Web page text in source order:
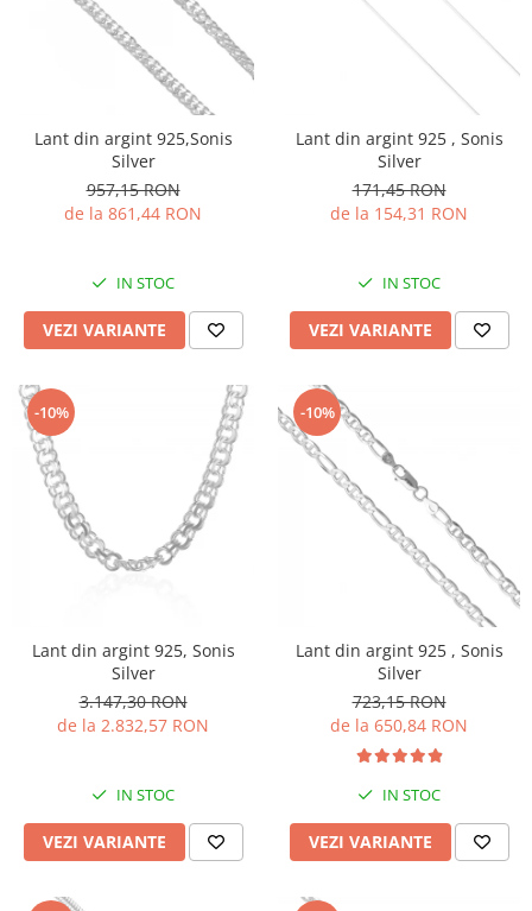
Lant din argint 925,Sonis
Silver
957,15 RON
de la 861,44 RON
IN STOC
VEZI VARIANTE
Lant din argint 925 , Sonis
Silver
171,45 RON
de la 154,31 RON
IN STOC
VEZI VARIANTE
-10%
Lant din argint 925, Sonis
Silver
3.147,30 RON
de la 2.832,57 RON
IN STOC
VEZI VARIANTE
-10%
Lant din argint 925 , Sonis
Silver
723,15 RON
de la 650,84 RON
IN STOC
VEZI VARIANTE